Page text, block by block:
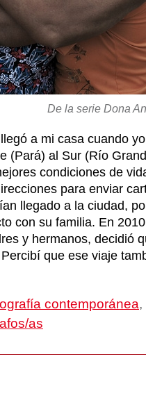
De la serie Dona
a mi casa cuando
(Pará) al Sur (Río
condiciones de
para enviar
llegado a la ciudad,
con su familia. En
y hermanos, decidió
que ese viaje
contemporánea,
as